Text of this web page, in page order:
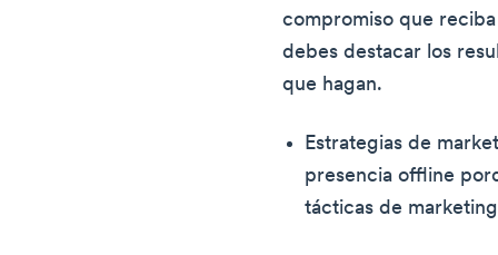
compromiso que
debes destacar los
que hagan.
Estrategias de
presencia offline
tácticas de